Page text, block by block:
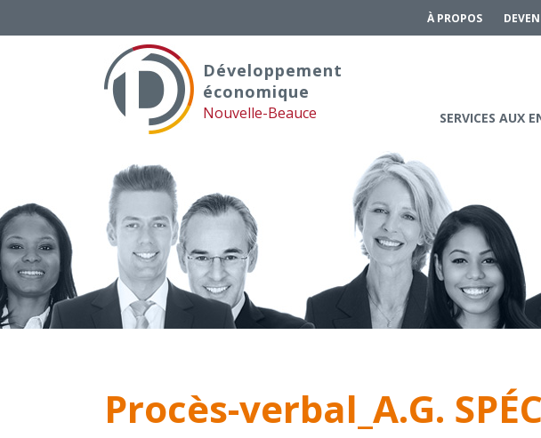
À PROPOS
Développement
économique
Nouvelle-Beauce SERVICES AUX
Procès-verbal_A.G.